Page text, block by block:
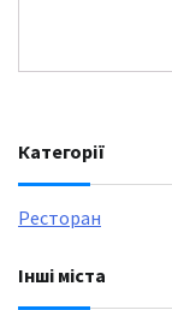
Категорії
Ресторан
Інші міста